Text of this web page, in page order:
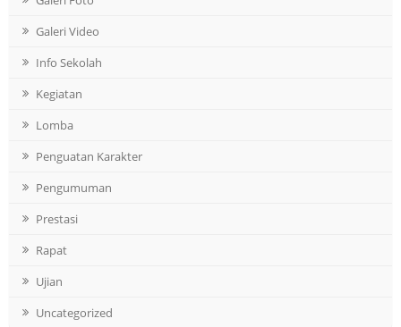
Galeri Video
Info Sekolah
Kegiatan
Lomba
Penguatan Karakter
Pengumuman
Prestasi
Rapat
Ujian
Uncategorized